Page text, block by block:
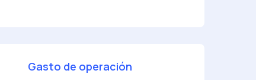
Gasto de operación